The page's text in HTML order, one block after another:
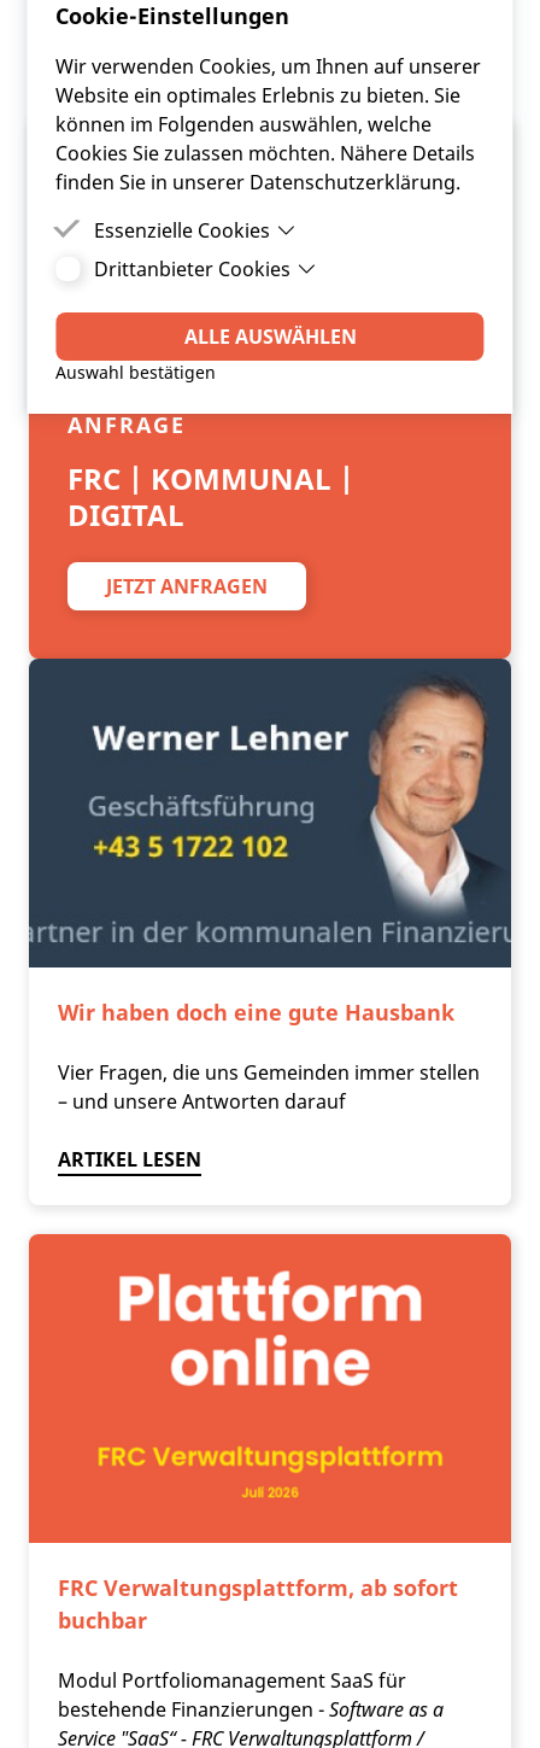
Cookie-Einstellungen
Wir verwenden Cookies, um Ihnen auf unserer
Website ein optimales Erlebnis zu bieten. Sie
können im Folgenden auswählen, welche
Cookies Sie zulassen möchten. Nähere Details
finden Sie in unserer Datenschutzerklärung.
Essenzielle Cookies
Essenzielle Cookies sind Cookies, welche für die
benötigt werden.
Drittanbieter Cookies
Drittanbieter Cookies sind Cookies, die
Drittanbieter-Software setzt, um Funktionen wie
Google Maps zu ermöglichen.
ALLE AUSWÄHLEN
Auswahl bestätigen
ANFRAGE
FRC | KOMMUNAL |
DIGITAL
JETZT ANFRAGEN
Wir haben doch eine gute Hausbank
Vier Fragen, die uns Gemeinden immer stellen
– und unsere Antworten darauf
ARTIKEL LESEN
FRC Verwaltungsplattform, ab sofort
buchbar
Modul Portfoliomanagement SaaS für
bestehende Finanzierungen -Software as a
Service "SaaS“ - FRC Verwaltungsplattform /